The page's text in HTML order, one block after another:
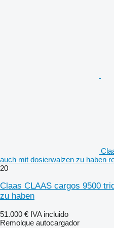
auch mit dosierwalzen zu haben
20
Claas CLAAS cargos 9500
zu haben
51.000 € IVA incluido
Remolque autocargador